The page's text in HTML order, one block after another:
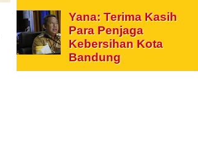
Yana: Terima Kasih
Para Penjaga
Kebersihan Kota
Bandung